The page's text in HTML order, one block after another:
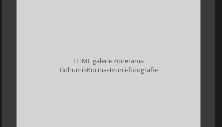
HTML galerie Zonerama
Bohumil-Kocina-Tvurci-fotografie